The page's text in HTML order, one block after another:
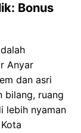
Bonus
Anyar
dan asri
bilang, ruang
lebih nyaman